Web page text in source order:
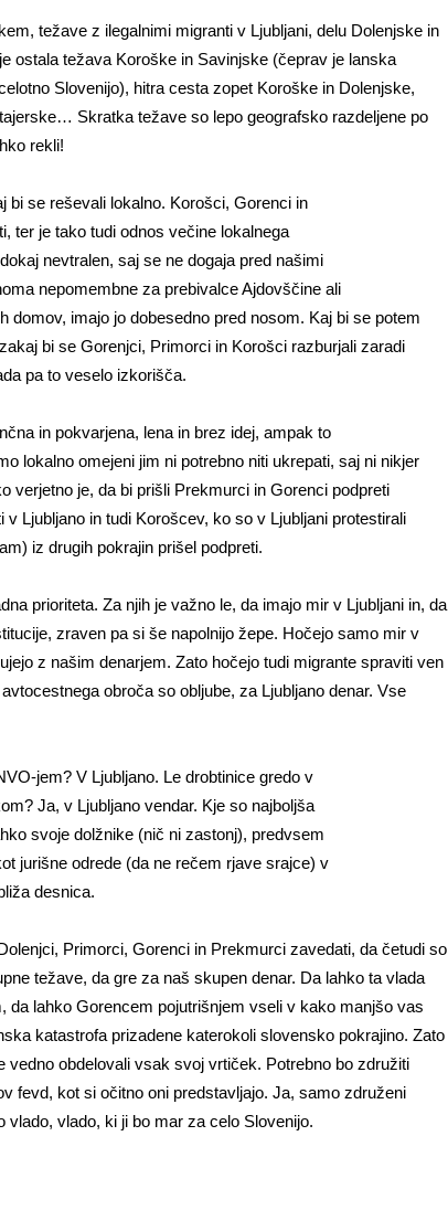
težave z ilegalnimi migranti v Ljubljani, delu Dolenjske in
ostala težava Koroške in Savinjske (čeprav je lanska
Slovenijo), hitra cesta zopet Koroške in Dolenjske,
Skratka težave so lepo geografsko razdeljene po
rekli!
bi se reševali lokalno. Korošci, Gorenci in
ter je tako tudi odnos večine lokalnega
nevtralen, saj se ne dogaja pred našimi
nepomembne za prebivalce Ajdovščine ali
domov, imajo jo dobesedno pred nosom. Kaj bi se potem
bi se Gorenjci, Primorci in Korošci razburjali zaradi
pa to veselo izkorišča.
in pokvarjena, lena in brez idej, ampak to
lokalno omejeni jim ni potrebno niti ukrepati, saj ni nikjer
verjetno je, da bi prišli Prekmurci in Gorenci podpreti
Ljubljano in tudi Korošcev, ko so v Ljubljani protestirali
iz drugih pokrajin prišel podpreti.
prioriteta. Za njih je važno le, da imajo mir v Ljubljani in, da
zraven pa si še napolnijo žepe. Hočejo samo mir v
z našim denarjem. Zato hočejo tudi migrante spraviti ven
obroča so obljube, za Ljubljano denar. Vse
jem? V Ljubljano. Le drobtinice gredo v
Ja, v Ljubljano vendar. Kje so najboljša
svoje dolžnike (nič ni zastonj), predvsem
jurišne odrede (da ne rečem rjave srajce) v
desnica.
Primorci, Gorenci in Prekmurci zavedati, da četudi so
težave, da gre za naš skupen denar. Da lahko ta vlada
da lahko Gorencem pojutrišnjem vseli v kako manjšo vas
katastrofa prizadene katerokoli slovensko pokrajino. Zato
vedno obdelovali vsak svoj vrtiček. Potrebno bo združiti
fevd, kot si očitno oni predstavljajo. Ja, samo združeni
vlado, ki ji bo mar za celo Slovenijo.